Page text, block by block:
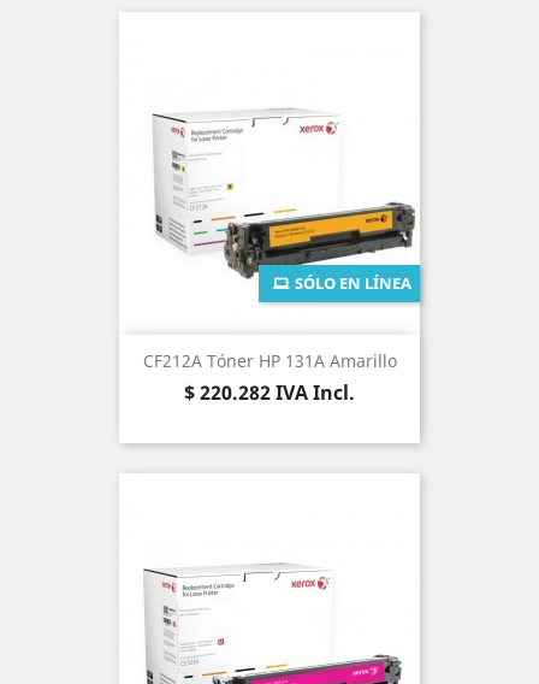
CF212A Tóner HP 131A Amarillo
Precio
$ 220.282IVA Incl.
SÓLO EN LÍNEA